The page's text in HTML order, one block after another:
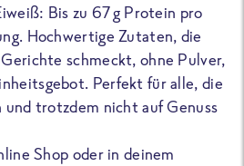
Bis zu 67 g Protein pro
Hochwertige Zutaten, die
schmeckt, ohne Pulver,
Perfekt für alle, die
und trotzdem nicht auf Genuss
Shop oder in deinem